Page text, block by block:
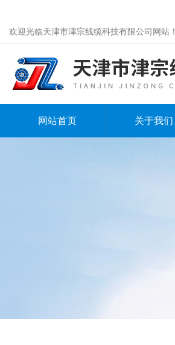
欢迎光临天津市津宗线缆科技有限公司网站！
网站首页 关于我们